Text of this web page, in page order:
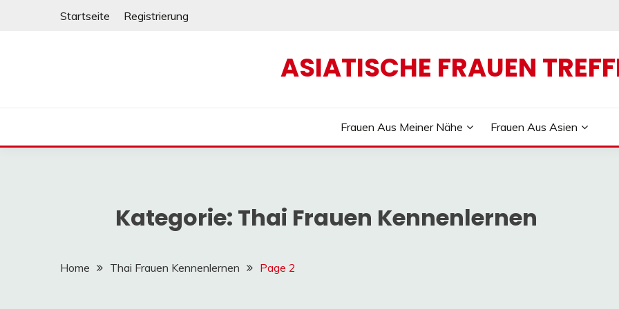
Startseite Registrierung
ASIATISCHE FRAUEN
Frauen Aus Meiner Nähe Frauen Aus Asien
Kategorie: Thai Frauen Kennenlernen
Home Thai Frauen Kennenlernen Page 2